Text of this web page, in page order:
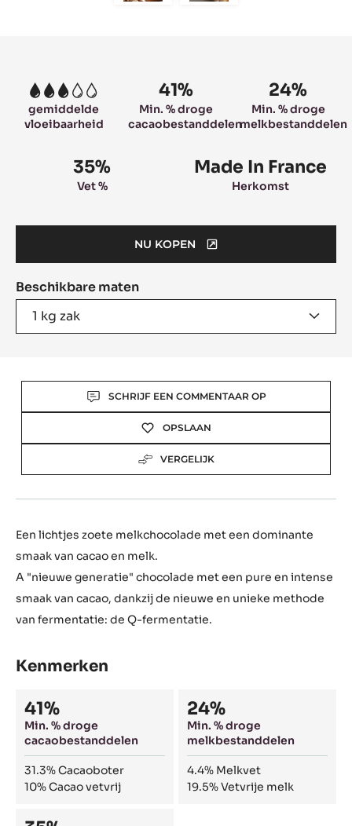
3
gemiddelde
vloeibaarheid
41%
Min. % droge
cacaobestanddelen
24%
Min. % droge
melkbestanddelen
35%
Vet %
Made In France
Herkomst
NU KOPEN
(OPENS
MODAL
Beschikbare maten
1 kg zak
Actions SCHRIJF EEN COMMENTAAR OP
OPSLAAN
VERGELIJK
Een lichtjes zoete melkchocolade met een dominante
smaak van cacao en melk.
A "nieuwe generatie" chocolade met een pure en intense
smaak van cacao, dankzij de nieuwe en unieke methode
van fermentatie: de Q-fermentatie.
Kenmerken
Composition
41%
Min. % droge
cacaobestanddelen
31.3%Cacaoboter
10%Cacao vetvrij
24%
Min. % droge
melkbestanddelen
4.4% Melkvet
19.5%Vetvrije melk